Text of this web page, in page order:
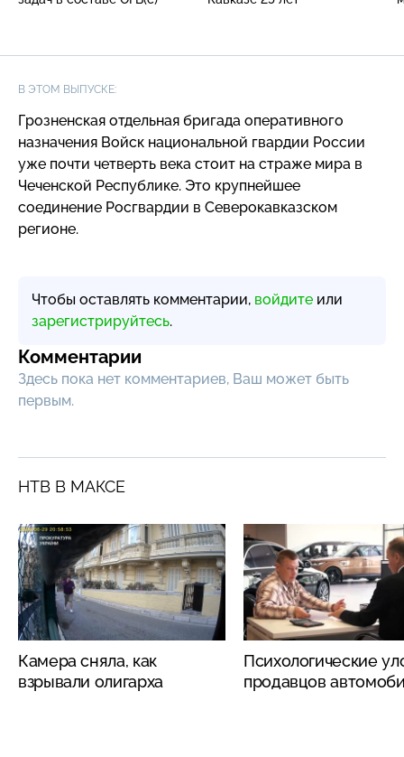
В ЭТОМ ВЫПУСКЕ:
Грозненская отдельная бригада оперативного
назначения Войск национальной гвардии России
уже почти четверть века стоит на страже мира в
Чеченской Республике. Это крупнейшее
соединение Росгвардии в Северокавказском
регионе.
Чтобы оставлять комментарии, войдите или
зарегистрируйтесь.
Комментарии
Здесь пока нет комментариев, Ваш может быть
первым.
НТВ В МАКСЕ
Камера сняла, как
взрывали олигарха
Психологические
продавцов